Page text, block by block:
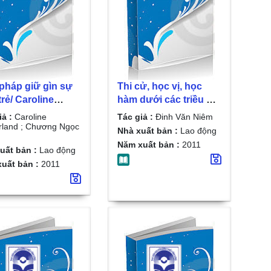
giữ gìn sự
Caroline
; Chương
dịch
: Caroline
; Chương Ngọc
bản : Lao động
bản : 2011
Thi cử, học vị, học
hàm dưới các triều đại
phong kiến Việt Nam/
Đinh Văn Niêm
Tác giả : Đinh Văn Niêm
Nhà xuất bản : Lao động
Năm xuất bản : 2011